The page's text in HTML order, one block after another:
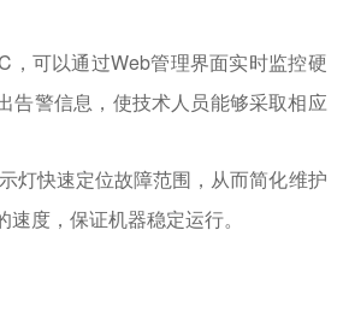
，可以通过Web管理界面实时监控硬
告警信息，使技术人员能够采取相应
灯快速定位故障范围，从而简化维护
度，保证机器稳定运行。